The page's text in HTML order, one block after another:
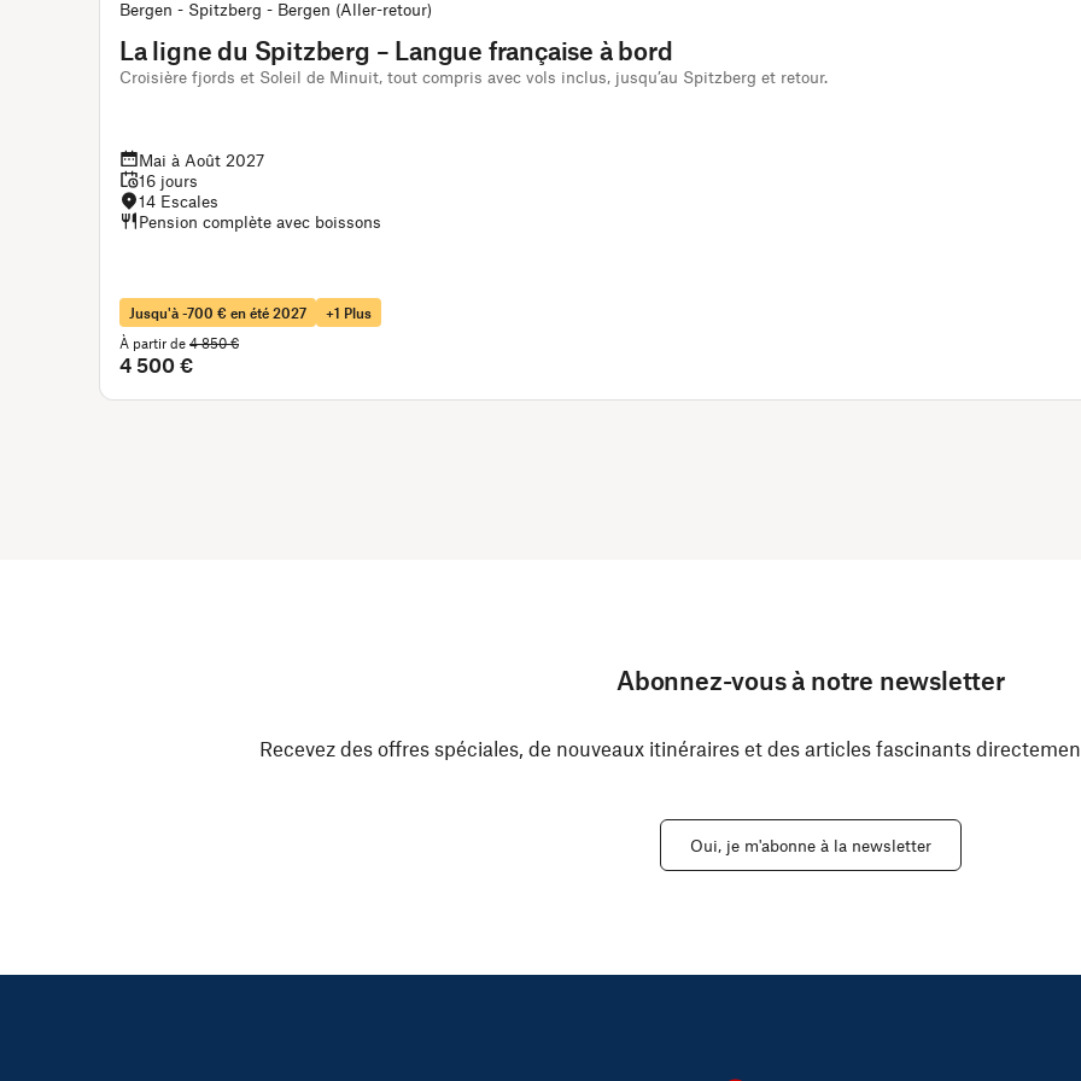
Bergen - Spitzberg - Bergen (Aller-retour)
La ligne du Spitzberg – Langue française à bord
Croisière fjords et Soleil de Minuit, tout compris avec vols inclus, jusqu’au Spitzberg et retour.
Mai à Août 2027
16 jours
14 Escales
Pension complète avec boissons
Jusqu'à -700 € en été 2027
+1 Plus
À partir de 4 850 €
4 500 €
Abonnez-vous à notre newsletter
Recevez des offres spéciales, de nouveaux itinéraires et des articles fascinants
Oui, je m'abonne à la newsletter